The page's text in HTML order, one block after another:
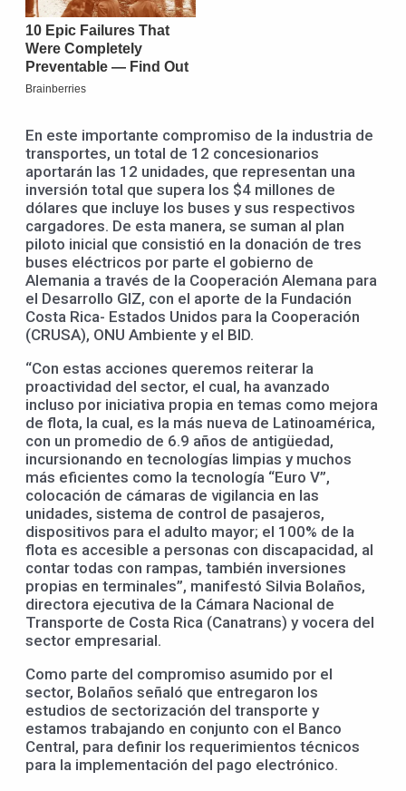
En este importante compromiso de la industria de
transportes, un total de 12 concesionarios
aportarán las 12 unidades, que representan una
inversión total que supera los $4 millones de
dólares que incluye los buses y sus respectivos
cargadores. De esta manera, se suman al plan
piloto inicial que consistió en la donación de tres
buses eléctricos por parte el gobierno de
Alemania a través de la Cooperación Alemana para
el Desarrollo GIZ, con el aporte de la Fundación
Costa Rica- Estados Unidos para la Cooperación
(CRUSA), ONU Ambiente y el BID.
“Con estas acciones queremos reiterar la
proactividad del sector, el cual, ha avanzado
incluso por iniciativa propia en temas como mejora
de flota, la cual, es la más nueva de Latinoamérica,
con un promedio de 6.9 años de antigüedad,
incursionando en tecnologías limpias y muchos
más eficientes como la tecnología “Euro V”,
colocación de cámaras de vigilancia en las
unidades, sistema de control de pasajeros,
dispositivos para el adulto mayor; el 100% de la
flota es accesible a personas con discapacidad, al
contar todas con rampas, también inversiones
propias en terminales”, manifestó Silvia Bolaños,
directora ejecutiva de la Cámara Nacional de
Transporte de Costa Rica (Canatrans) y vocera del
sector empresarial.
Como parte del compromiso asumido por el
sector, Bolaños señaló que entregaron los
estudios de sectorización del transporte y
estamos trabajando en conjunto con el Banco
Central, para definir los requerimientos técnicos
para la implementación del pago electrónico.